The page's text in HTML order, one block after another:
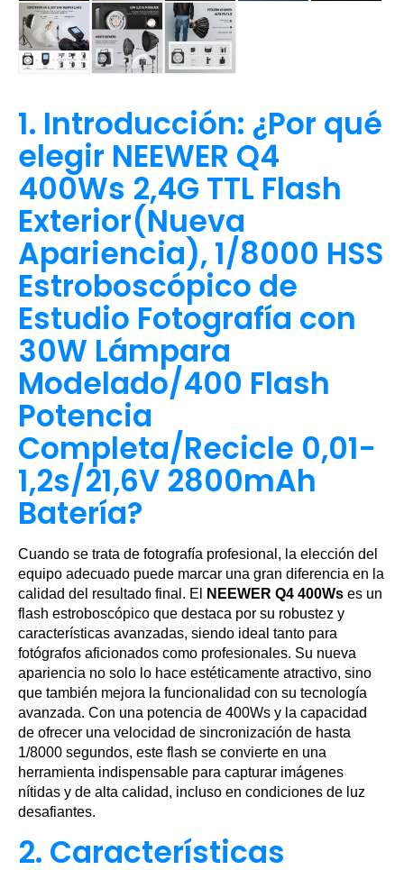
1. Introducción: ¿Por qué
elegir NEEWER Q4
400Ws 2,4G TTL Flash
Exterior(Nueva
Apariencia), 1/8000 HSS
Estroboscópico de
Estudio Fotografía con
30W Lámpara
Modelado/400 Flash
Potencia
Completa/Recicle 0,01-
1,2s/21,6V 2800mAh
Batería?
Cuando se trata de fotografía profesional, la elección del
equipo adecuado puede marcar una gran diferencia en la
calidad del resultado final. El
NEEWER Q4 400Ws es un
flash estroboscópico que destaca por su robustez y
características avanzadas, siendo ideal tanto para
fotógrafos aficionados como profesionales. Su nueva
apariencia no solo lo hace estéticamente atractivo, sino
que también mejora la funcionalidad con su tecnología
avanzada. Con una potencia de 400Ws y la capacidad
de ofrecer una velocidad de sincronización de hasta
1/8000 segundos, este flash se convierte en una
herramienta indispensable para capturar imágenes
nítidas y de alta calidad, incluso en condiciones de luz
desafiantes.
2. Características